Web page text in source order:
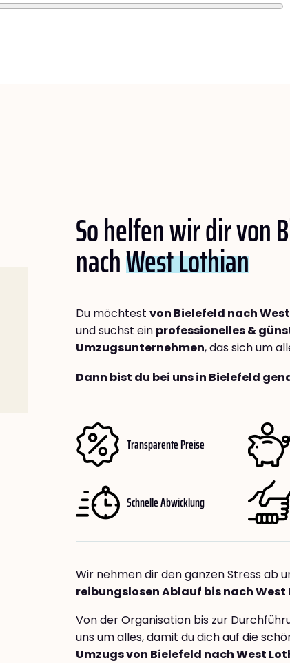
So helfen wir dir von
nachWest Lothian
Du möchtest von Bielefeld nach
und suchst ein professionelles &
Umzugsunternehmen, das sich um
Dann bist du bei uns in Bielefeld
Transparente Preise
Schnelle Abwicklung
Wir nehmen dir den ganzen Stress ab
reibungslosen Ablauf bis nach
Von der Organisation bis zur
uns um alles, damit du dich auf die
Umzugs von Bielefeld nach West